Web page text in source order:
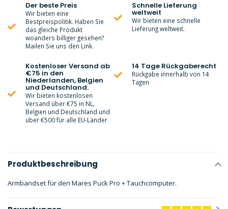
Der beste Preis
Wir bieten eine
Bestpreispolitik. Haben Sie
das gleiche Produkt
woanders billiger gesehen?
Mailen Sie uns den Link.
Schnelle Lieferung
weltweit
Wir bieten eine schnelle
Lieferung weltweit.
Kostenloser Versand ab
€75 in den
Niederlanden, Belgien
und Deutschland.
Wir bieten kostenlosen
Versand über €75 in NL,
Belgien und Deutschland und
über €500 für alle EU-Länder
14 Tage Rückgaberecht
Rückgabe innerhalb von 14
Tagen
Produktbeschreibung
Armbandset für den Mares Puck Pro + Tauchcomputer.